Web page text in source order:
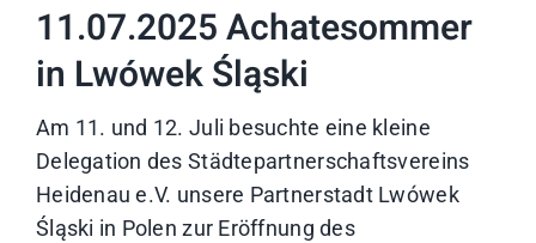
11.07.2025 Achatesommer
in Lwówek Śląski
Am 11. und 12. Juli besuchte eine kleine
Delegation des Städtepartnerschaftsvereins
Heidenau e.V. unsere Partnerstadt Lwówek
Śląski in Polen zur Eröffnung des